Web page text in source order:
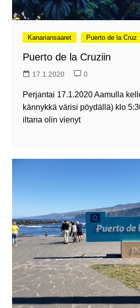
Kanariansaaret Puerto de la Cruz
Puerto de la Cruziin
17.1.2020 0
Perjantai 17.1.2020 Aamulla
kännykkä värisi pöydällä) klo
iltana olin vienyt